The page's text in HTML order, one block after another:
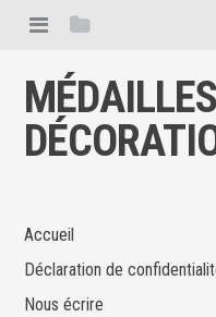
MÉDAILLES
Accueil
Déclaration de
Nous écrire